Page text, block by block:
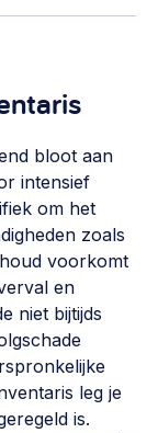
bloot aan
intensief
om het
zoals
voorkomt
en
niet bijtijds
leg je
is.